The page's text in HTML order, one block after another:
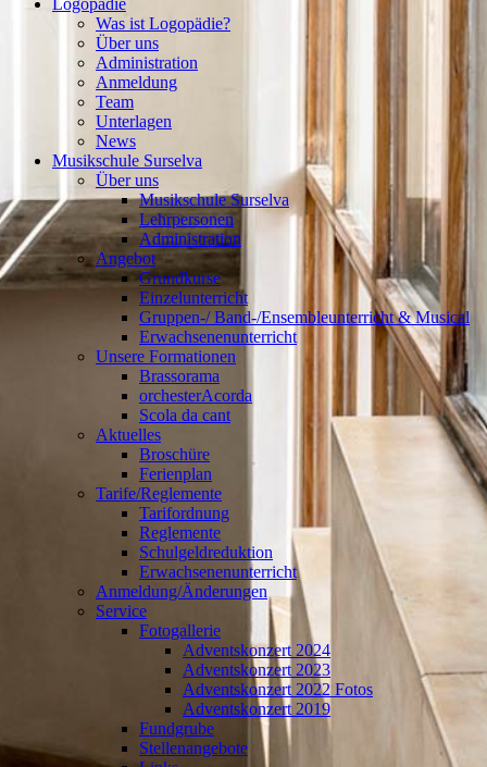
Logopädie
Was ist Logopädie?
Über uns
Administration
Anmeldung
Team
Unterlagen
News
Musikschule Surselva
Über uns
Musikschule Surselva
Lehrpersonen
Administration
Angebot
Grundkurse
Einzelunterricht
Gruppen-/ Band-/Ensembleunterricht & Musical
Erwachsenenunterricht
Unsere Formationen
Brassorama
orchesterAcorda
Scola da cant
Aktuelles
Broschüre
Ferienplan
Tarife/Reglemente
Tarifordnung
Reglemente
Schulgeldreduktion
Erwachsenenunterricht
Anmeldung/Änderungen
Service
Fotogallerie
Adventskonzert 2024
Adventskonzert 2023
Adventskonzert 2022 Fotos
Adventskonzert 2019
Fundgrube
Stellenangebote